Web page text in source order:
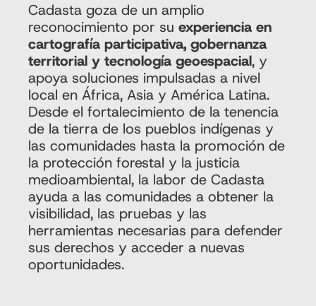
Cadasta goza de un amplio
reconocimiento por su experiencia en
cartografía participativa, gobernanza
territorial y tecnología geoespacial, y
apoya soluciones impulsadas a nivel
local en África, Asia y América Latina.
Desde el fortalecimiento de la tenencia
de la tierra de los pueblos indígenas y
las comunidades hasta la promoción de
la protección forestal y la justicia
medioambiental, la labor de Cadasta
ayuda a las comunidades a obtener la
visibilidad, las pruebas y las
herramientas necesarias para defender
sus derechos y acceder a nuevas
oportunidades.